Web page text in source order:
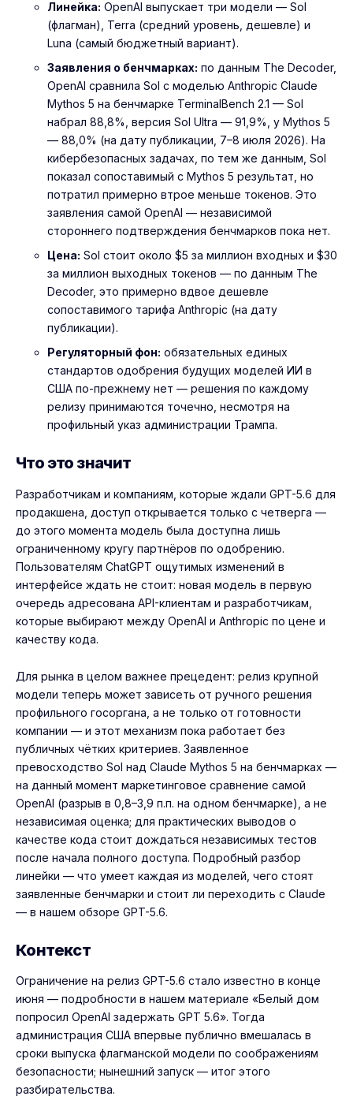
Линейка: OpenAI выпускает три модели — Sol
(флагман), Terra (средний уровень, дешевле) и
Luna (самый бюджетный вариант).
Заявления о бенчмарках: по данным The Decoder,
OpenAI сравнила Sol с моделью Anthropic Claude
Mythos 5 на бенчмарке TerminalBench 2.1 — Sol
набрал 88,8%, версия Sol Ultra — 91,9%, у Mythos 5
— 88,0% (на дату публикации, 7–8 июля 2026). На
кибербезопасных задачах, по тем же данным, Sol
показал сопоставимый с Mythos 5 результат, но
потратил примерно втрое меньше токенов. Это
заявления самой OpenAI — независимой
стороннего подтверждения бенчмарков пока нет.
Цена: Sol стоит около $5 за миллион входных и $30
за миллион выходных токенов — по данным The
Decoder, это примерно вдвое дешевле
сопоставимого тарифа Anthropic (на дату
публикации).
Регуляторный фон: обязательных единых
стандартов одобрения будущих моделей ИИ в
США по-прежнему нет — решения по каждому
релизу принимаются точечно, несмотря на
профильный указ администрации Трампа.
Что это значит
Разработчикам и компаниям, которые ждали GPT-5.6 для
продакшена, доступ открывается только с четверга —
до этого момента модель была доступна лишь
ограниченному кругу партнёров по одобрению.
Пользователям ChatGPT ощутимых изменений в
интерфейсе ждать не стоит: новая модель в первую
очередь адресована API-клиентам и разработчикам,
которые выбирают между OpenAI и Anthropic по цене и
качеству кода.
Для рынка в целом важнее прецедент: релиз крупной
модели теперь может зависеть от ручного решения
профильного госоргана, а не только от готовности
компании — и этот механизм пока работает без
публичных чётких критериев. Заявленное
превосходство Sol над Claude Mythos 5 на бенчмарках —
на данный момент маркетинговое сравнение самой
OpenAI (разрыв в 0,8–3,9 п.п. на одном бенчмарке), а не
независимая оценка; для практических выводов о
качестве кода стоит дождаться независимых тестов
после начала полного доступа. Подробный разбор
линейки — что умеет каждая из моделей, чего стоят
заявленные бенчмарки и стоит ли переходить с Claude
— в нашем обзоре GPT-5.6.
Контекст
Ограничение на релиз GPT-5.6 стало известно в конце
июня — подробности в нашем материале «Белый дом
попросил OpenAI задержать GPT 5.6». Тогда
администрация США впервые публично вмешалась в
сроки выпуска флагманской модели по соображениям
безопасности; нынешний запуск — итог этого
разбирательства.